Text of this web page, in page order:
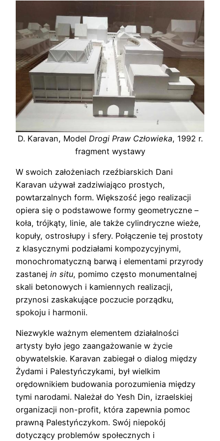
D. Karavan, Model Drogi Praw Człowieka, 1992 r.
fragment wystawy
W swoich założeniach rzeźbiarskich Dani
Karavan używał zadziwiająco prostych,
powtarzalnych form. Większość jego realizacji
opiera się o podstawowe formy geometryczne –
koła, trójkąty, linie, ale także cylindryczne wieże,
kopuły, ostrosłupy i sfery. Połączenie tej prostoty
z klasycznymi podziałami kompozycyjnymi,
monochromatyczną barwą i elementami przyrody
zastanej in situ, pomimo często monumentalnej
skali betonowych i kamiennych realizacji,
przynosi zaskakujące poczucie porządku,
spokoju i harmonii.
Niezwykle ważnym elementem działalności
artysty było jego zaangażowanie w życie
obywatelskie. Karavan zabiegał o dialog między
Żydami i Palestyńczykami, był wielkim
orędownikiem budowania porozumienia między
tymi narodami. Należał do Yesh Din, izraelskiej
organizacji non-profit, która zapewnia pomoc
prawną Palestyńczykom. Swój niepokój
dotyczący problemów społecznych i